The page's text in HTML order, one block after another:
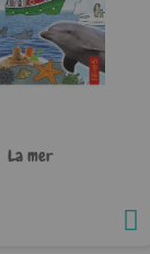
La mer